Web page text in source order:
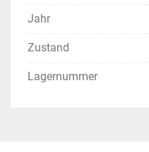
Jahr
Zustand
Lagernummer